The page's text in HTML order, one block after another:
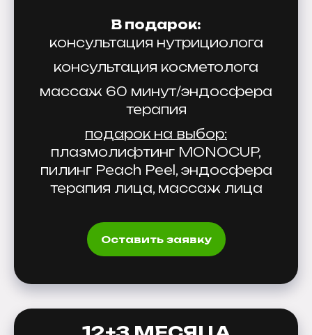
В подарок:
консультация нутрициолога
консультация косметолога
массаж 60 минут/эндосфера
терапия
подарок на выбор:
плазмолифтинг MONOCUP,
пилинг Peach Peel, эндосфера
терапия лица, массаж лица
Оставить заявку